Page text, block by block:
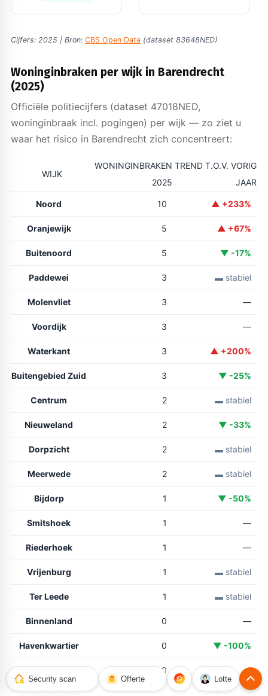
Cijfers: 2025 | Bron: CBS Open Data (dataset 83648NED)
Woninginbraken per wijk in Barendrecht
(2025)
Officiële politiecijfers (dataset 47018NED,
woninginbraak incl. pogingen) per wijk — zo ziet u
waar het risico in Barendrecht zich concentreert:
WIJK
WONINGINBRAKEN
2025
TREND T.O.V. VORIG
JAAR
Noord 10 ▲ +233%
Oranjewijk 5 ▲ +67%
Buitenoord 5 ▼ -17%
Paddewei 3 ▬ stabiel
Molenvliet 3 —
Voordijk 3 —
Waterkant 3 ▲ +200%
Buitengebied Zuid 3 ▼ -25%
Centrum 2 ▬ stabiel
Nieuweland 2 ▼ -33%
Dorpzicht 2 ▬ stabiel
Meerwede 2 ▬ stabiel
Bijdorp 1 ▼ -50%
Smitshoek 1 —
Riederhoek 1 —
Vrijenburg 1 ▬ stabiel
Ter Leede 1 ▬ stabiel
Binnenland 0 —
Havenkwartier 0 ▼ -100%
Gaatkensoog 0 —
Security scan Offerte Lotte